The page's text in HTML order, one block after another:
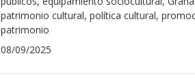
patrimonio cultural, política cultural,
patrimonio
08/09/2025